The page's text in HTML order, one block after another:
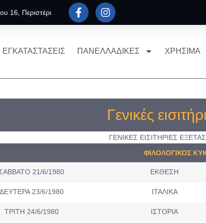
16, Περιστέρι
ΕΓΚΑΤΑΣΤΑΣΕΙΣ ΠΑΝΕΛΛΑΔΙΚΕΣ ΧΡΗΣΙΜΑ
Γενικές
ΦΙΛΟΛΟΓΙΚΟΣ
ΓΕΝΙΚΕΣ ΕΙΣΙΤΗΡΙΕΣ
21/6/1980 ΕΚΘΕΣΗ
23/6/1980 ΙΤΑΛΙΚΑ
ΤΡΙΤΗ 24/6/1980 ΙΣΤΟΡΙΑ